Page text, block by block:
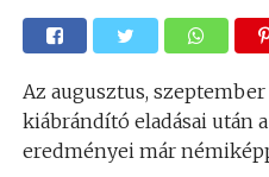
Az augusztus,
kiábrándító eladásai után
eredményei már